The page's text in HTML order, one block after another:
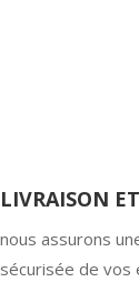
LIVRAISON
nous assurons
sécurisée de vos